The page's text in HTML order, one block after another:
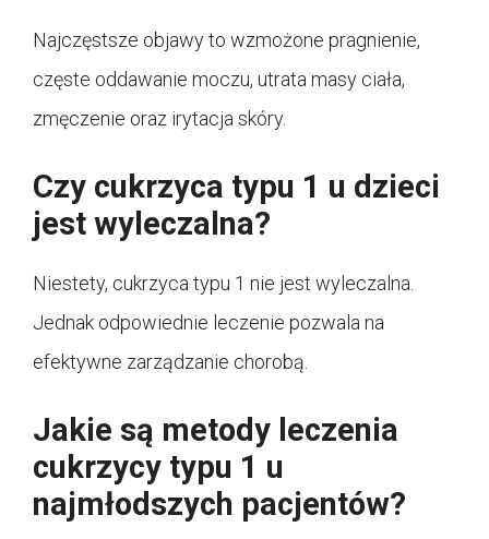
Najczęstsze objawy to wzmożone pragnienie,
częste oddawanie moczu, utrata masy ciała,
zmęczenie oraz irytacja skóry.
Czy cukrzyca typu 1 u dzieci
jest wyleczalna?
Niestety, cukrzyca typu 1 nie jest wyleczalna.
Jednak odpowiednie leczenie pozwala na
efektywne zarządzanie chorobą.
Jakie są metody leczenia
cukrzycy typu 1 u
najmłodszych pacjentów?